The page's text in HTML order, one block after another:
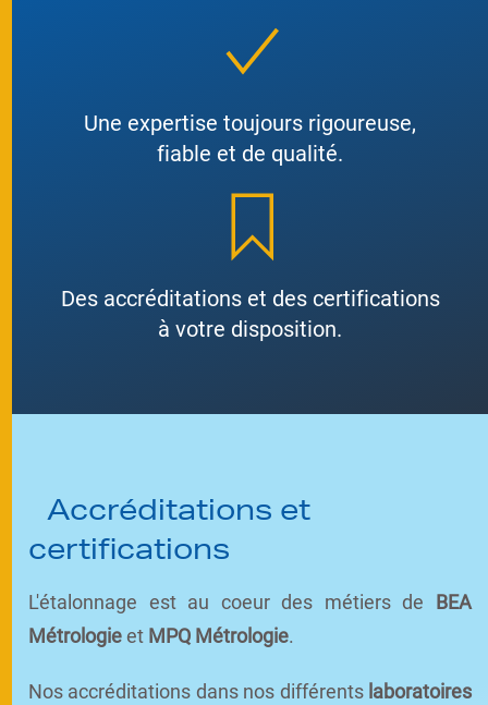
Une expertise toujours rigoureuse,
fiable et de qualité.
Des accréditations et des certifications
à votre disposition.
Accréditations et
certifications
L'étalonnage est au coeur des métiers de BEA
Métrologieet MPQ Métrologie.
Nos accréditations dans nos différents laboratoires